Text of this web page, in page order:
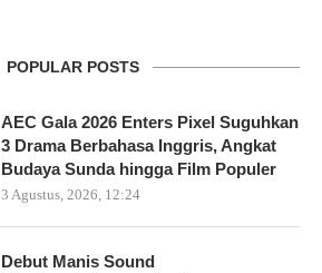
POPULAR POSTS
AEC Gala 2026 Enters Pixel Suguhkan
3 Drama Berbahasa Inggris, Angkat
Budaya Sunda hingga Film Populer
3 Agustus, 2026, 12:24
Debut Manis Sound